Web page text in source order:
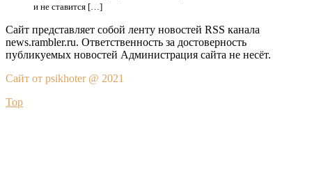
и не ставится […]
Сайт представляет собой ленту новостей RSS канала
news.rambler.ru. Ответственность за достоверность
публикуемых новостей Администрация сайта не несёт.
Сайт от psikhoter @ 2021
Top